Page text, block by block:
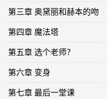
第三章 奥黛丽和赫本的吻
第四章 魔法塔
第五章 选个老师？
第六章 变身
第七章 最后一堂课